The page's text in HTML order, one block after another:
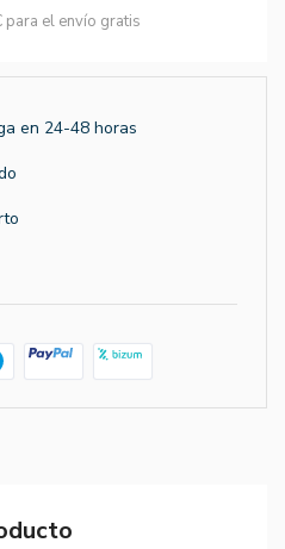
para el envío gratis
en 24-48 horas